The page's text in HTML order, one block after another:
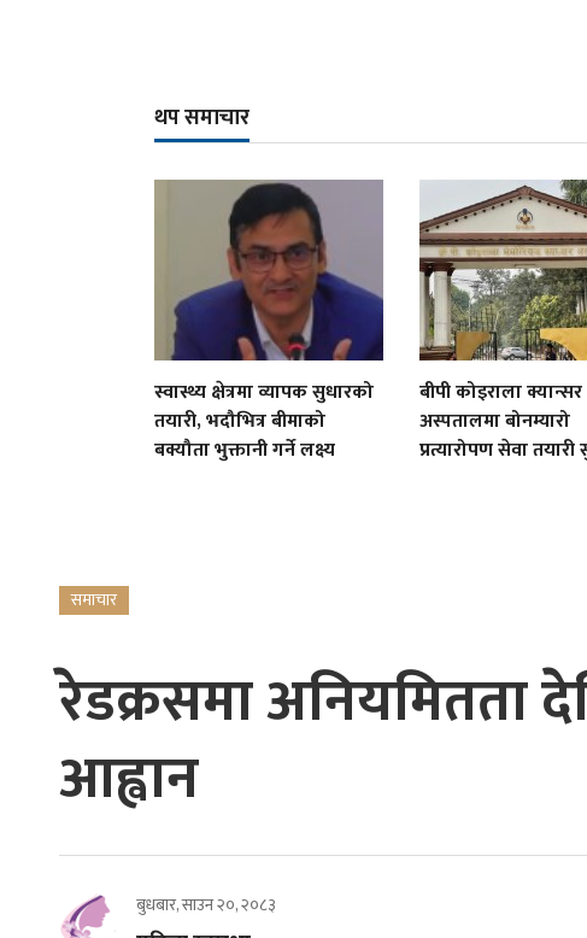
थप समाचार
स्वास्थ्य क्षेत्रमा व्यापक सुधारको
तयारी, भदौभित्र बीमाको
बक्यौता भुक्तानी गर्ने लक्ष्य
बीपी कोइराला क्यान्सर
अस्पतालमा बोनम्यारो
प्रत्यारोपण सेवा
समाचार
रेडक्रसमा अनियमितता
आह्वान
बुधबार, साउन २०, २०८३